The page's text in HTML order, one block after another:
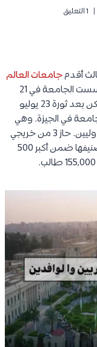
1 التعليق
أقدمجامعات العالم
بعد جامعة الأزهر وجامعة القرويين. تأسست الجامعة في 21
ديسمبر 1908 وكانت تعرف باسم فؤاد الأول. لكن بعد ثورة 23 يوليو
في الجيزة. وهي
تضم عددًا كبيرًا جدًا من الطلاب المحليين والدوليين. حاز 3 من خريجي
الجامعة على جائزة نوبل. وفي عام 2004 تم تصنيفها ضمن أكبر 500